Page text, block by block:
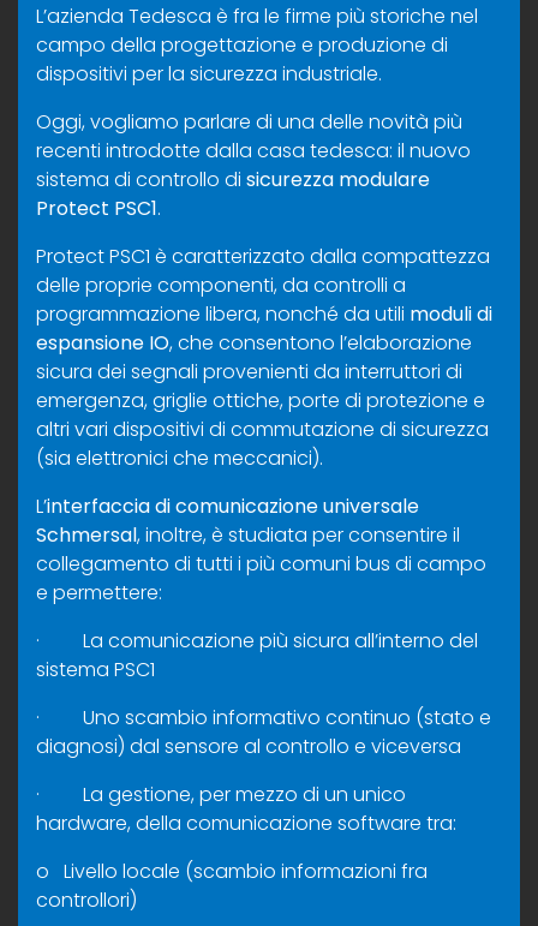
L’azienda Tedesca è fra le firme più storiche nel
campo della progettazione e produzione di
dispositivi per la sicurezza industriale.
Oggi, vogliamo parlare di una delle novità più
recenti introdotte dalla casa tedesca: il nuovo
sistema di controllo di sicurezza modulare
Protect PSC1.
Protect PSC1 è caratterizzato dalla compattezza
delle proprie componenti, da controlli a
programmazione libera, nonché da utili moduli di
espansione IO, che consentono l’elaborazione
sicura dei segnali provenienti da interruttori di
emergenza, griglie ottiche, porte di protezione e
altri vari dispositivi di commutazione di sicurezza
(sia elettronici che meccanici).
L’interfaccia di comunicazione universale
Schmersal, inoltre, è studiata per consentire il
collegamento di tutti i più comuni bus di campo
e permettere:
· La comunicazione più sicura all’interno del
sistema PSC1
· Uno scambio informativo continuo (stato e
diagnosi) dal sensore al controllo e viceversa
· La gestione, per mezzo di un unico
hardware, della comunicazione software tra:
o Livello locale (scambio informazioni fra
controllori)